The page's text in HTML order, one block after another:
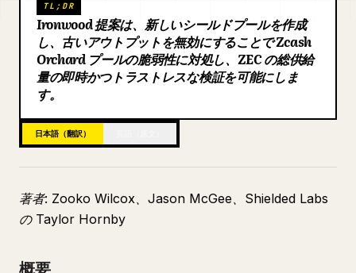
ダウンロード
ブログ
更新情報
TL;DR
Ironwood 提案は、新しいシールドプールを作成
し、古いアウトプットを無効にすることで Zcash
Orchard プールの脆弱性に対処し、ZEC の総供給
量の即時かつトラストレスな検証を可能にしま
す。
日本語（翻訳）
著者: Zooko Wilcox、Jason McGee、Shielded Labs
の Taylor Hornby
概要